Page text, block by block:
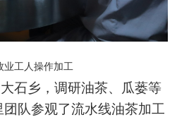
业工人操作加工
石乡，调研油茶、瓜蒌等
队参观了流水线油茶加工